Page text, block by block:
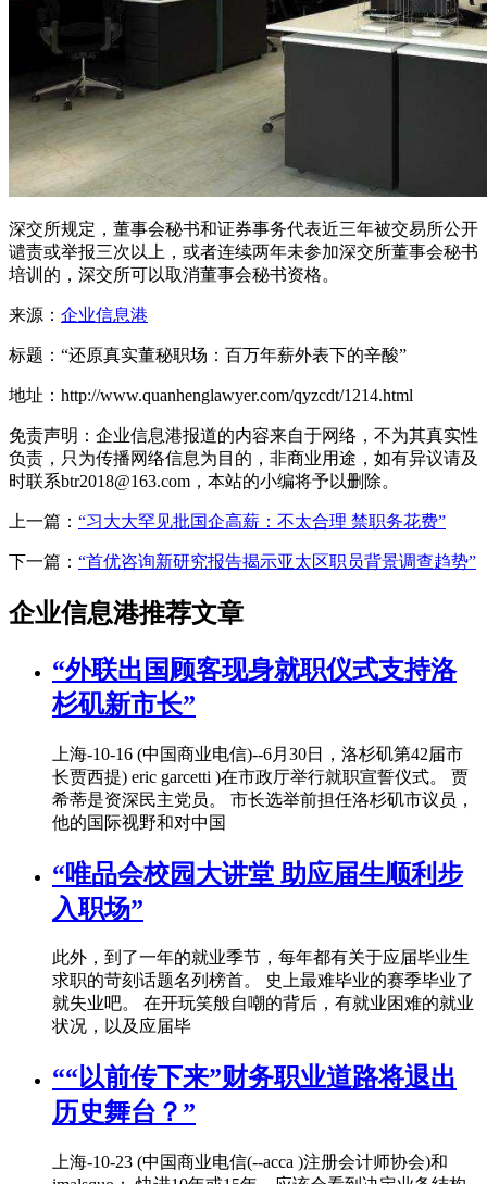
深交所规定，董事会秘书和证券事务代表近三年被交易所公开
谴责或举报三次以上，或者连续两年未参加深交所董事会秘书
培训的，深交所可以取消董事会秘书资格。
来源： 企业信息港
标题：“还原真实董秘职场：百万年薪外表下的辛酸”
地址：http://www.quanhenglawyer.com/qyzcdt/1214.html
免责声明：企业信息港报道的内容来自于网络，不为其真实性
负责，只为传播网络信息为目的，非商业用途，如有异议请及
时联系btr2018@163.com，本站的小编将予以删除。
上一篇： “习大大罕见批国企高薪：不太合理 禁职务花费”
下一篇： “首优咨询新研究报告揭示亚太区职员背景调查趋势”
企业信息港推荐文章
“外联出国顾客现身就职仪式支持洛
杉矶新市长”
上海-10-16 (中国商业电信)--6月30日，洛杉矶第42届市
长贾西提) eric garcetti )在市政厅举行就职宣誓仪式。 贾
希蒂是资深民主党员。 市长选举前担任洛杉矶市议员，
他的国际视野和对中国
“唯品会校园大讲堂 助应届生顺利步
入职场”
此外，到了一年的就业季节，每年都有关于应届毕业生
求职的苛刻话题名列榜首。 史上最难毕业的赛季毕业了
就失业吧。 在开玩笑般自嘲的背后，有就业困难的就业
状况，以及应届毕
““以前传下来”财务职业道路将退出
历史舞台？”
上海-10-23 (中国商业电信(--acca )注册会计师协会)和